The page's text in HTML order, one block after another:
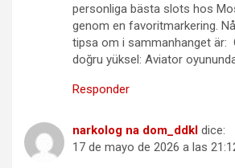
personliga bästa slots hos
genom en favoritmarkering.
tipsa om i sammanhanget är:
doğru yüksel: Aviator
Responder
narkolog na dom_ddkl dice:
17 de mayo de 2026 a las